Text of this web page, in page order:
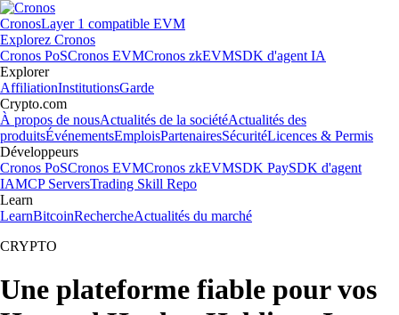
CronosLayer 1 compatible EVM
Explorez Cronos
Cronos PoSCronos EVMCronos zkEVMSDK d'agent IA
Explorer
AffiliationInstitutionsGarde
Crypto.com
À propos de nousActualités de la sociétéActualités des
produitsÉvénementsEmploisPartenairesSécuritéLicences & Permis
Développeurs
Cronos PoSCronos EVMCronos zkEVMSDK PaySDK d'agent
IAMCP ServersTrading Skill Repo
Learn
LearnBitcoinRechercheActualités du marché
CRYPTO
Une plateforme fiable pour vos